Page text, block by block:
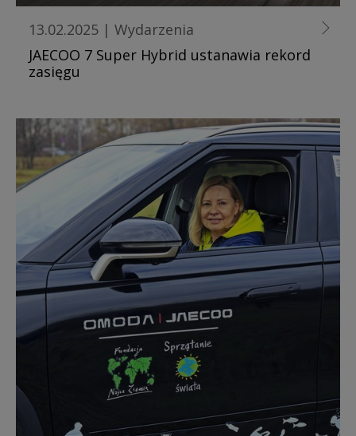
13.02.2025 | Wydarzenia
JAECOO 7 Super Hybrid ustanawia rekord
zasięgu